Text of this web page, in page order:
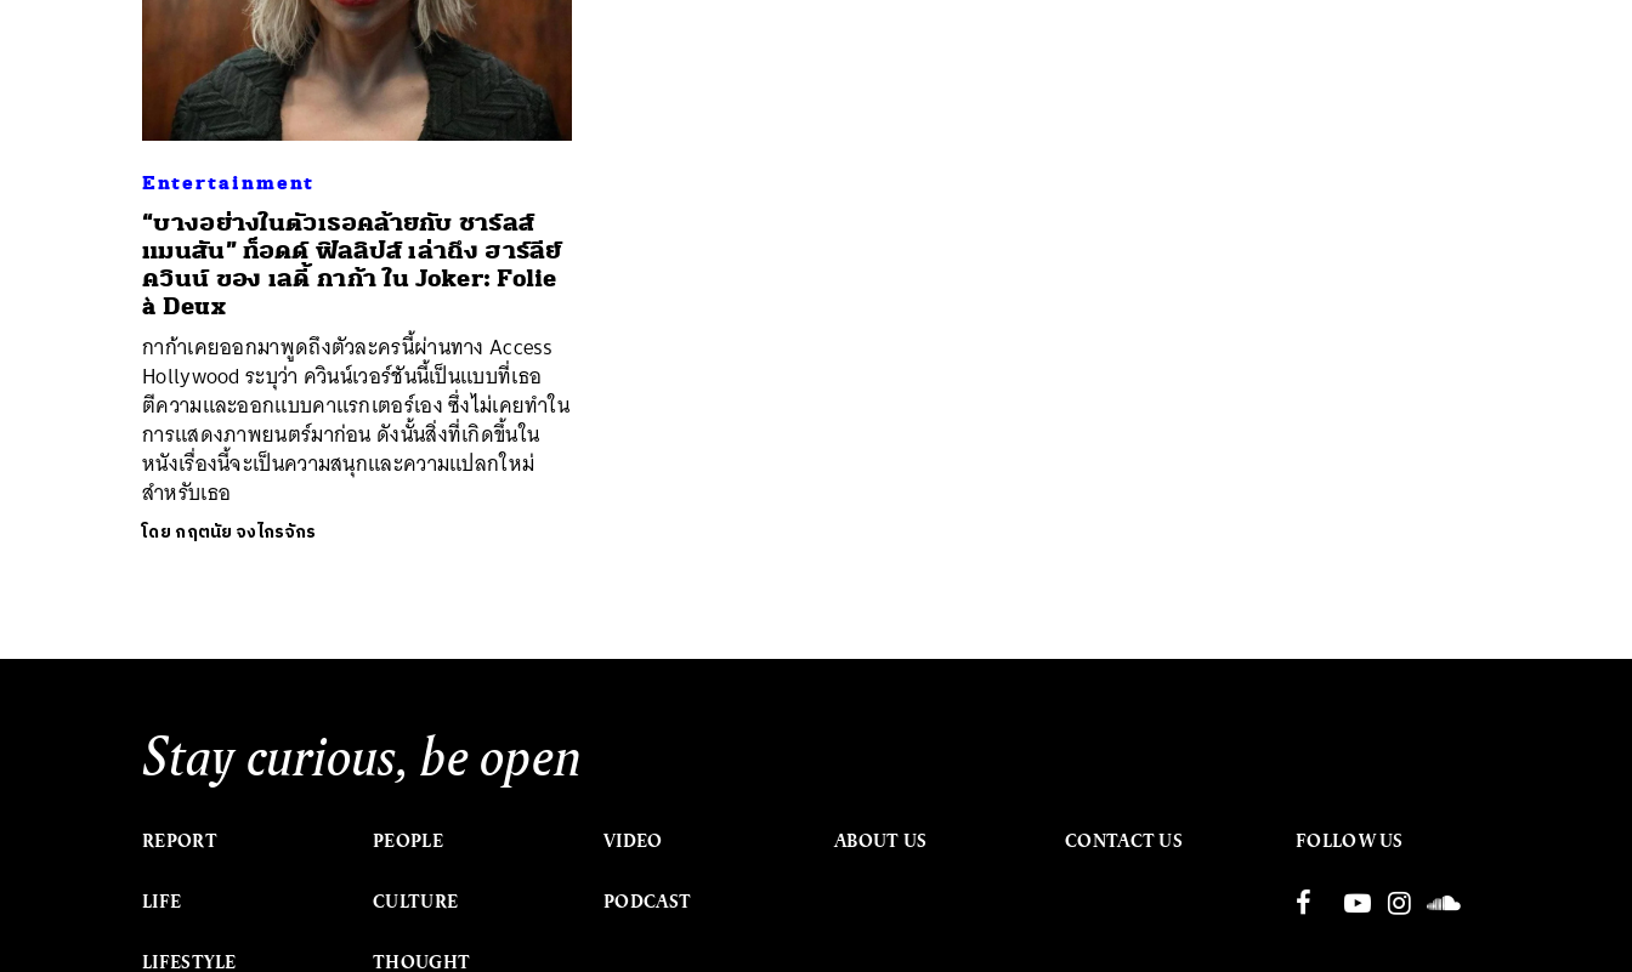
Entertainment
“บางอย่างในตัวเธอคล้ายกับ ชาร์ลส์
แมนสัน” ท็อดด์ ฟิลลิปส์ เล่าถึง ฮาร์ลีย์
ควินน์ ของ เลดี้ กาก้า ใน Joker: Folie
à Deux
กาก้าเคยออกมาพูดถึงตัวละครนี้ผ่านทาง Access
Hollywood ระบุว่า ควินน์เวอร์ชันนี้เป็นแบบที่เธอ
ตีความและออกแบบคาแรกเตอร์เอง ซึ่งไม่เคยทำใน
การแสดงภาพยนตร์มาก่อน ดังนั้นสิ่งที่เกิดขึ้นใน
หนังเรื่องนี้จะเป็นความสนุกและความแปลกใหม่
สำหรับเธอ
โดย กฤตนัย จงไกรจักร
Stay curious, be open
REPORT
LIFE
LIFESTYLE
PEOPLE
CULTURE
THOUGHT
VIDEO
PODCAST
ABOUT US CONTACT US FOLLOW US